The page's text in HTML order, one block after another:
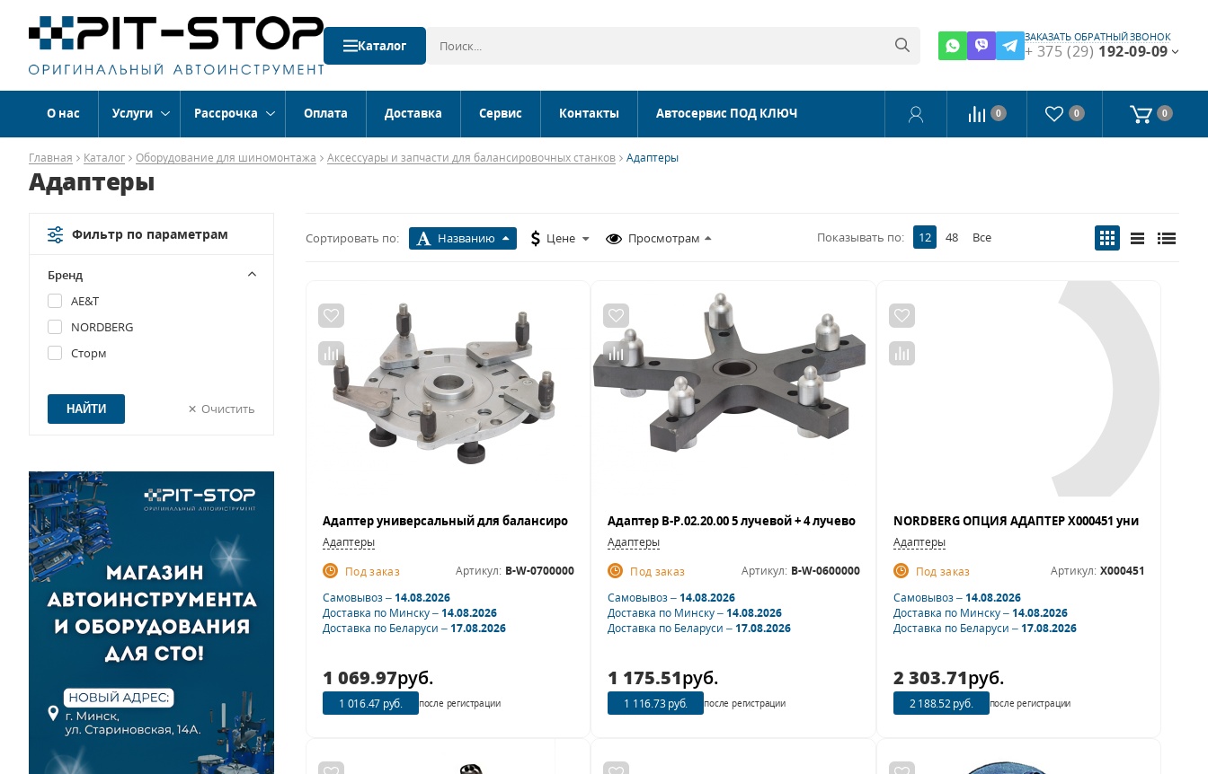
Каталог
ЗАКАЗАТЬ ОБРАТНЫЙ ЗВОНОК
+ 375 (29) 192-09-09
О нас Услуги Рассрочка Оплата Доставка Сервис Контакты Автосервис ПОД КЛЮЧ 0 0 0
Главная Каталог Оборудование для шиномонтажа Аксессуары и запчасти для балансировочных станков Адаптеры
Адаптеры
Фильтр по параметрам
Бренд
AE&T
NORDBERG
Сторм
Очистить
Сортировать по: Названию Цене Просмотрам Показывать по: 12 48 Все
Адаптеры
Под заказ
Артикул: B-W-0700000
Самовывоз –14.08.2026
Доставка по Минску –14.08.2026
Доставка по Беларуси –17.08.2026
1 069.97руб.
1 016.47 руб. после регистрации
Адаптеры
Под заказ
Артикул: B-W-0600000
Самовывоз –14.08.2026
Доставка по Минску –14.08.2026
Доставка по Беларуси –17.08.2026
1 175.51руб.
1 116.73 руб. после регистрации
Адаптеры
Под заказ
Артикул: X000451
Самовывоз –14.08.2026
Доставка по Минску –14.08.2026
Доставка по Беларуси –17.08.2026
2 303.71руб.
2 188.52 руб. после регистрации